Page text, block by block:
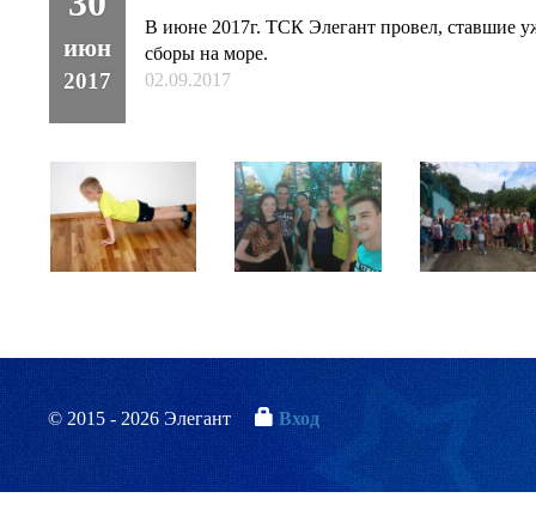
июн
2017
В июне 2017г. ТСК Элегант провел, ставшие
сборы на море.
02.09.2017
© 2015 - 2026 Элегант Вход